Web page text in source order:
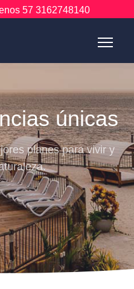
57 3162748140
únicas
planes para vivir y